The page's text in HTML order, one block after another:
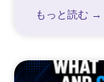
もっと読む →